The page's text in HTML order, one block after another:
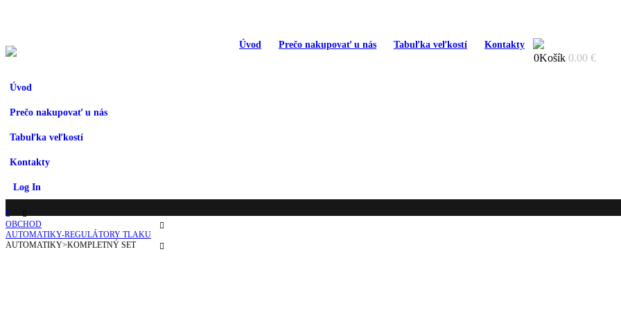
Úvod Prečo nakupovať u nás Tabuľka veľkostí Kontakty
0Košík 0.00 €
Úvod
Prečo nakupovať u nás
Tabuľka veľkostí
Kontakty
Log In
OBCHOD
AUTOMATIKY-REGULÁTORY TLAKU
AUTOMATIKY>KOMPLETNÝ SET